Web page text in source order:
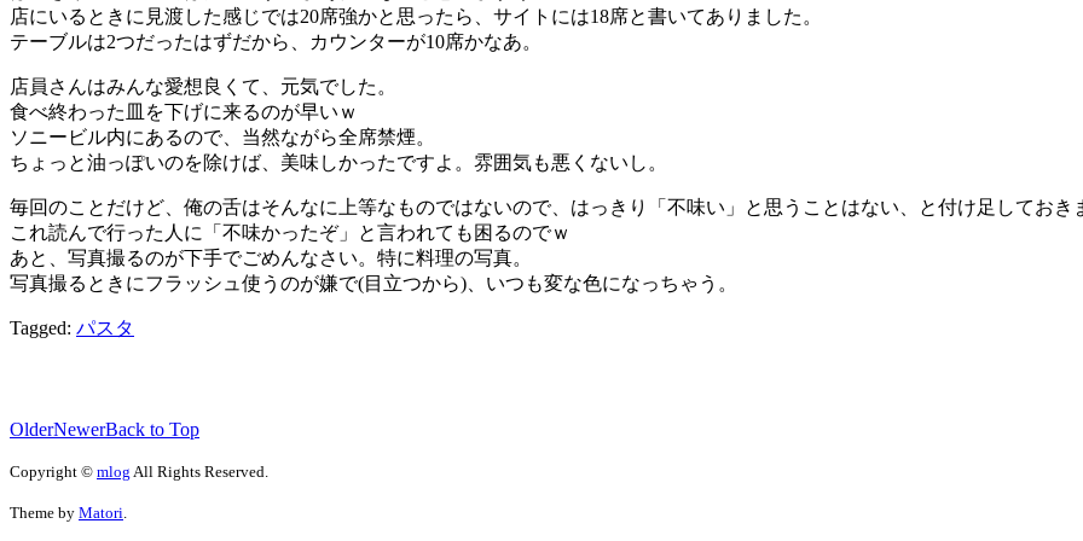
店にいるときに見渡した感じでは20席強かと思ったら、サイトには18席と書いてありました。
テーブルは2つだったはずだから、カウンターが10席かなあ。
店員さんはみんな愛想良くて、元気でした。
食べ終わった皿を下げに来るのが早いｗ
ソニービル内にあるので、当然ながら全席禁煙。
ちょっと油っぽいのを除けば、美味しかったですよ。雰囲気も悪くないし。
毎回のことだけど、俺の舌はそんなに上等なものではないので、はっきり「不味い」と思うことはない、と付け足しておき
これ読んで行った人に「不味かったぞ」と言われても困るのでｗ
あと、写真撮るのが下手でごめんなさい。特に料理の写真。
写真撮るときにフラッシュ使うのが嫌で(目立つから)、いつも変な色になっちゃう。
Tagged: パスタ
OlderNewerBack to Top
Copyright © mlog All Rights Reserved.
Theme by Matori